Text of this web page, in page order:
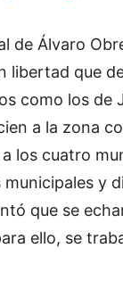
de Álvaro
libertad que
como los de
a la zona
los cuatro
y
que se
ello, se